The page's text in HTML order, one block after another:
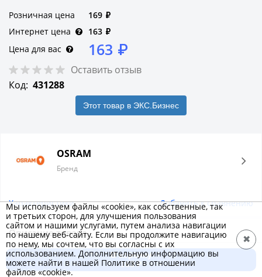
Розничная цена 169 ₽
Интернет цена
163 ₽
Цена для вас
163 ₽
Оставить отзыв
Код: 431288
Этот товар в ЭКС.Бизнес
OSRAM
Бренд
Характеристики Добавить к сравнению
Описание товара
Лампа светодиодная OSRAM LED Value P, 800лм, 10Вт
(замена 75Вт), 4000К (нейтральный белый свет). Цоколь E27,
В корзину
163 ₽
Мы используем файлы «cookie», как собственные, так
и третьих сторон, для улучшения пользования
сайтом и нашими услугами, путем анализа навигации
по нашему веб-сайту. Если вы продолжите навигацию
по нему, мы сочтем, что вы согласны с их
использованием. Дополнительную информацию вы
можете найти в нашей Политике в отношении
файлов «cookie».
✖